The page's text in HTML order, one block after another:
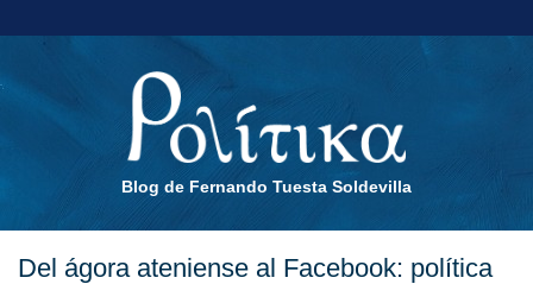
Blog de Fernando Tuesta Soldevilla
Del ágora ateniense al Facebook: política